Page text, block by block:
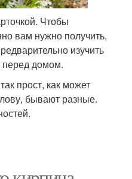
Чтобы
вам нужно получить,
изучить
домом.
прост, как может
бывают разные.